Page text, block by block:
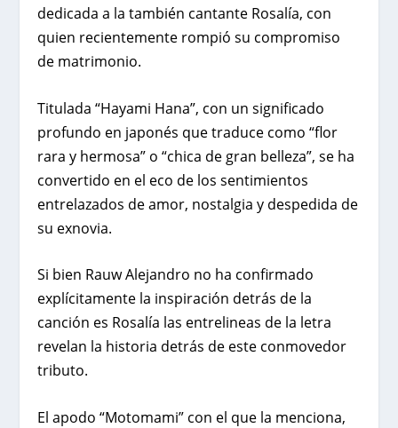
dedicada a la también cantante Rosalía, con
quien recientemente rompió su compromiso
de matrimonio.
Titulada “Hayami Hana”, con un significado
profundo en japonés que traduce como “flor
rara y hermosa” o “chica de gran belleza”, se ha
convertido en el eco de los sentimientos
entrelazados de amor, nostalgia y despedida de
su exnovia.
Si bien Rauw Alejandro no ha confirmado
explícitamente la inspiración detrás de la
canción es Rosalía las entrelineas de la letra
revelan la historia detrás de este conmovedor
tributo.
El apodo “Motomami” con el que la menciona,